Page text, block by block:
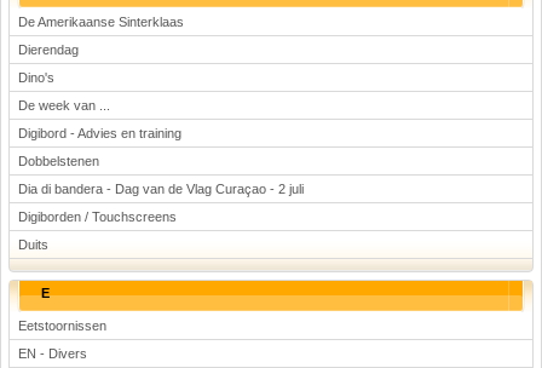
De Amerikaanse Sinterklaas
Dierendag
Dino's
De week van ...
Digibord - Advies en training
Dobbelstenen
Dia di bandera - Dag van de Vlag Curaçao - 2 juli
Digiborden / Touchscreens
Duits
E
Eetstoornissen
EN - Divers